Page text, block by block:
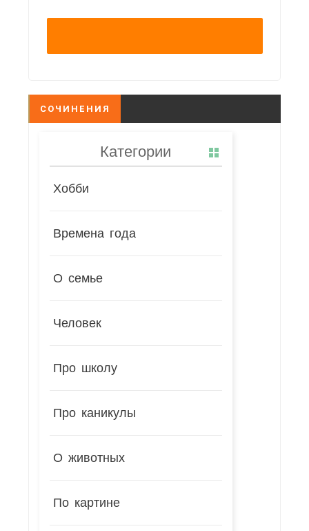
СОЧИНЕНИЯ
Категории
Хобби
Времена года
О семье
Человек
Про школу
Про каникулы
О животных
По картине